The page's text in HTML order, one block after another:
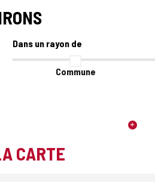
Dans un rayon de
Commune
CARTE